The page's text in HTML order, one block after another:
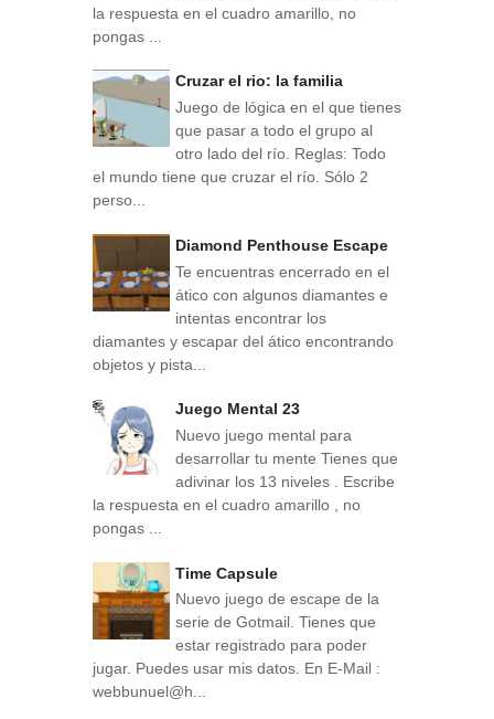
la respuesta en el cuadro amarillo, no
pongas ...
Cruzar el rio: la familia
Juego de lógica en el que tienes
que pasar a todo el grupo al
otro lado del río. Reglas: Todo
el mundo tiene que cruzar el río. Sólo 2
perso...
Diamond Penthouse Escape
Te encuentras encerrado en el
ático con algunos diamantes e
intentas encontrar los
diamantes y escapar del ático encontrando
objetos y pista...
Juego Mental 23
Nuevo juego mental para
desarrollar tu mente Tienes que
adivinar los 13 niveles . Escribe
la respuesta en el cuadro amarillo , no
pongas ...
Time Capsule
Nuevo juego de escape de la
serie de Gotmail. Tienes que
estar registrado para poder
jugar. Puedes usar mis datos. En E-Mail :
webbunuel@h...